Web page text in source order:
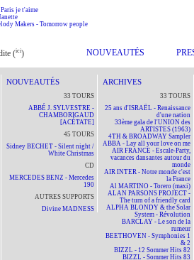
je t'aime
Makers - Tomorrow people
(ici) NOUVEAUTÉS
NOUVEAUTÉS
33 TOURS
ABBÉ J. SYLVESTRE -
CHAMBORIGAUD
[ACÉTATE]
45 TOURS
Sidney BECHET - Silent night /
White Christmas
CD
MERCEDES BENZ - Mercedes
190
AUTRES SUPPORTS
Divine MADNESS
ARCHIVES
33 TOURS
25 ans d'ISRAËL - Renaissance
d'une nation
33ème gala de l'UNION des
ARTISTES (1963)
4TH & BROADWAY Sampler
ABBA - Lay all your love on me
AIR FRANCE - Escale-Party,
vacances dansantes autour du
monde
AIR INTER - Notre monde c'est
la France
Al MARTINO - Torero (maxi)
ALAN PARSONS PROJECT -
The turn of a friendly card
ALPHA BLONDY & the Solar
System - Révolution
BARCLAY - Le son de la
rumeur
BEETHOVEN - Symphonies 1
& 2
BIZZL - 12 Sommer Hits 82
BIZZL - Sommer Hits 83